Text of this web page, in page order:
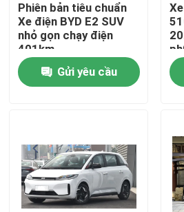
Xe điện BYD
Xe hybrid Toyota
Xe Geely
Xe Huyndai
Phiên bản tiêu chuẩn
Xe điện BYD E2 SUV
nhỏ gọn chạy điện
401km
Gửi yêu cầu